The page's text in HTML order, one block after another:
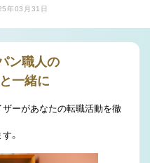
年03月31日
ン職人の
一緒に
ーがあなたの転職活動を徹
。